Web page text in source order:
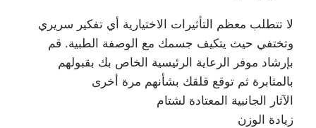
لا تتطلب معظم التأثيرات الاختيارية أي تفكير سريري
وتختفي حيث يتكيف جسمك مع الوصفة الطبية. قم
بإرشاد موفر الرعاية الرئيسية الخاص بك بقبولهم
بالمثابرة ثم توقع قلقك بشأنهم مرة أخرى
الآثار الجانبية المعتادة لشتام
زيادة الوزن